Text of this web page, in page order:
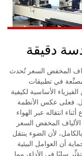
دقيقة
المخفض السعر تُحدث
في تطبيقات
الأساسية لكيفية
فعلى عكس الأنظمة
انتقاله عبر الهواء
المخفض السعر
لأن الضوء ينتقل
أن العوامل البيئية
سلبًا في الأداء، مما